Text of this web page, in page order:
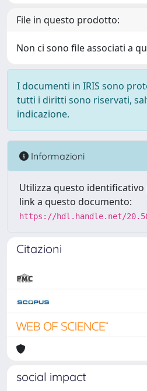
File in questo prodotto:
Non ci sono file associati a
I documenti in IRIS sono
tutti i diritti sono riservati,
indicazione.
Informazioni
Utilizza questo
link a questo documento:
https://hdl.handle.net/
Citazioni
social impact